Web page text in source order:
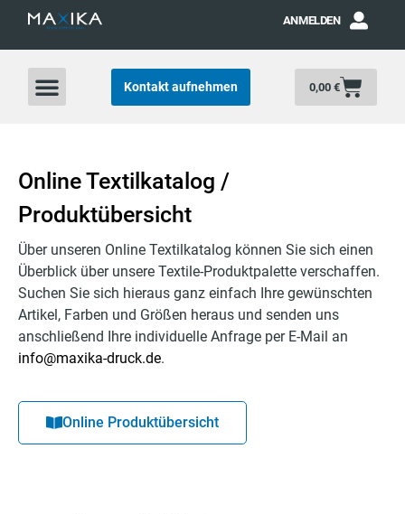
ANMELDEN
Kontakt aufnehmen 0,00 €
Online Textilkatalog /
Produktübersicht
Über unseren Online Textilkatalog können Sie sich einen
Überblick über unsere Textile-Produktpalette verschaffen.
Suchen Sie sich hieraus ganz einfach Ihre gewünschten
Artikel, Farben und Größen heraus und senden uns
anschließend Ihre individuelle Anfrage per E-Mail an
info@maxika-druck.de.
Online Produktübersicht